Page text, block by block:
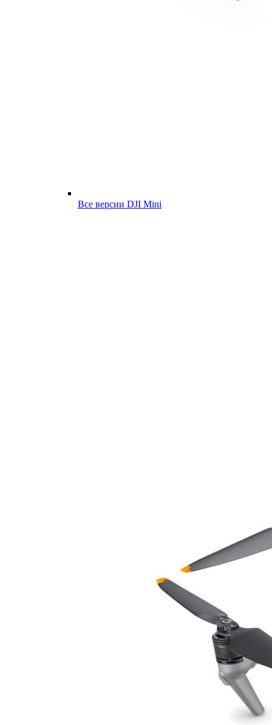
Все версии DJI Mini